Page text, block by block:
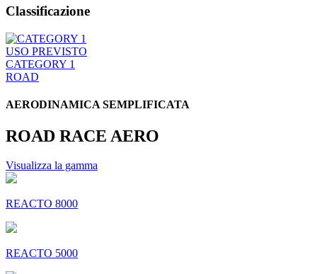
Classificazione
USO PREVISTO
CATEGORY 1
ROAD
AERODINAMICA SEMPLIFICATA
ROAD RACE AERO
Visualizza la gamma
REACTO 8000
REACTO 5000